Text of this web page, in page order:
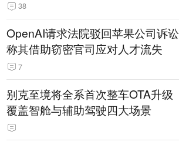
38
OpenAI请求法院驳回苹果公司诉讼
称其借助窃密官司应对人才流失
7
别克至境将全系首次整车OTA升级
覆盖智舱与辅助驾驶四大场景